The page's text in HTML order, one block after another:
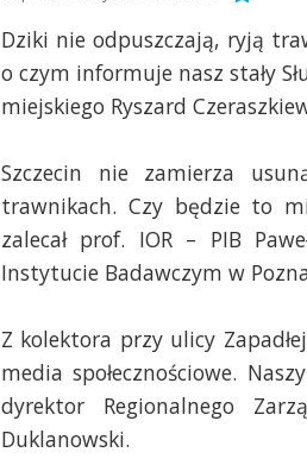
Dziki nie odpuszczają, ryją
o czym informuje nasz stały
miejskiego Ryszard
Szczecin nie zamierza
trawnikach. Czy będzie to
zalecał prof. IOR – PIB
Instytucie Badawczym w
Z kolektora przy ulicy
media społecznościowe.
dyrektor Regionalnego
Duklanowski.